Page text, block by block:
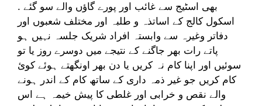
بھی اسٹیج سے غائب اور پورے گاؤں والے سو گئے .
اسکول کالج کے اساتذہ و طلبہ اور مختلف شعبوں اور
دفاتر وغیرہ سے وابستہ افراد شریک جلسہ نہیں ہو
پاتے رات بھر جاگنے کے نتیجے میں دوسرے روز یا تو
سوئیں اور اپنا کام نہ کریں یا دن بھر اونگھتے ہوئے کوئ
کام کریں جو غیر ذمہ داری کے ساتھ کام کے اندر ہونے
والے نقص و خرابی اور غلطی کا پیش خیمہ ہے اس